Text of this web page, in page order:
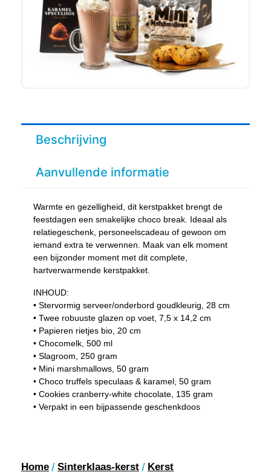
Beschrijving
Aanvullende informatie
Warmte en gezelligheid, dit kerstpakket brengt de
feestdagen een smakelijke choco break. Ideaal als
relatiegeschenk, personeelscadeau of gewoon om
iemand extra te verwennen. Maak van elk moment
een bijzonder moment met dit complete,
hartverwarmende kerstpakket.
INHOUD:
• Stervormig serveer/onderbord goudkleurig, 28 cm
• Twee robuuste glazen op voet, 7,5 x 14,2 cm
• Papieren rietjes bio, 20 cm
• Chocomelk, 500 ml
• Slagroom, 250 gram
• Mini marshmallows, 50 gram
• Choco truffels speculaas & karamel, 50 gram
• Cookies cranberry-white chocolate, 135 gram
• Verpakt in een bijpassende geschenkdoos
Home / Sinterklaas-kerst / Kerst